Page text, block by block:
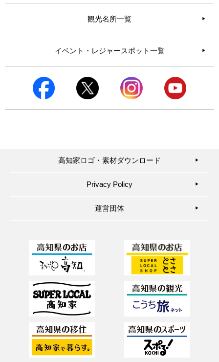
観光名所一覧
イベント・レジャースポット一覧
高知家ロゴ・素材ダウンロード ▶︎
Privacy Policy ▶︎
運営団体 ▶︎